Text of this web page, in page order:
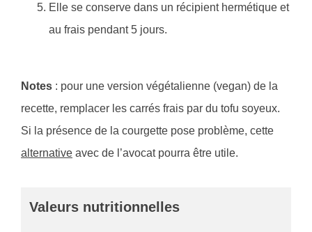
Elle se conserve dans un récipient hermétique et
au frais pendant 5 jours.
Notes : pour une version végétalienne (vegan) de la
recette, remplacer les carrés frais par du tofu soyeux.
Si la présence de la courgette pose problème, cette
alternative avec de l’avocat pourra être utile.
Valeurs nutritionnelles